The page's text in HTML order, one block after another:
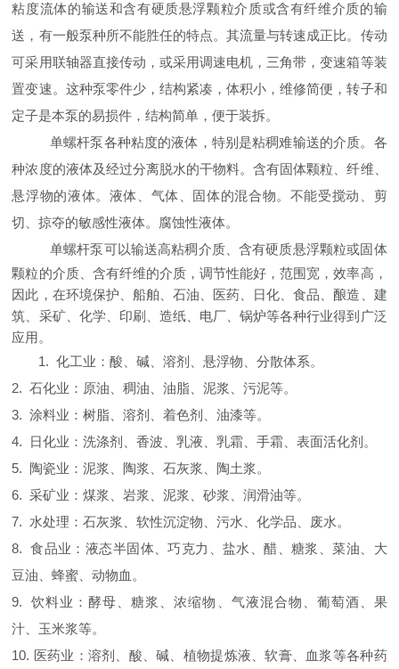
粘度流体的输送和含有硬质悬浮颗粒介质或含有纤维介质的输
送，有一般泵种所不能胜任的特点。其流量与转速成正比。传动
可采用联轴器直接传动，或采用调速电机，三角带，变速箱等装
置变速。这种泵零件少，结构紧凑，体积小，维修简便，转子和
定子是本泵的易损件，结构简单，便于装拆。
单螺杆泵各种粘度的液体，特别是粘稠难输送的介质。各
种浓度的液体及经过分离脱水的干物料。含有固体颗粒、纤维、
悬浮物的液体。液体、气体、固体的混合物。不能受搅动、剪
切、掠夺的敏感性液体。腐蚀性液体。
单螺杆泵可以输送高粘稠介质、含有硬质悬浮颗粒或固体
颗粒的介质、含有纤维的介质，调节性能好，范围宽，效率高，
因此，在环境保护、船舶、石油、医药、日化、食品、酿造、建
筑、采矿、化学、印刷、造纸、电厂、锅炉等各种行业得到广泛
应用。
1. 化工业：酸、碱、溶剂、悬浮物、分散体系。
2. 石化业：原油、稠油、油脂、泥浆、污泥等。
3. 涂料业：树脂、溶剂、着色剂、油漆等。
4. 日化业：洗涤剂、香波、乳液、乳霜、手霜、表面活化剂。
5. 陶瓷业：泥浆、陶浆、石灰浆、陶土浆。
6. 采矿业：煤浆、岩浆、泥浆、砂浆、润滑油等。
7. 水处理：石灰浆、软性沉淀物、污水、化学品、废水。
8. 食品业：液态半固体、巧克力、盐水、醋、糖浆、菜油、大
豆油、蜂蜜、动物血。
9. 饮料业：酵母、糖浆、浓缩物、气液混合物、葡萄酒、果
汁、玉米浆等。
10. 医药业：溶剂、酸、碱、植物提炼液、软膏、血浆等各种药